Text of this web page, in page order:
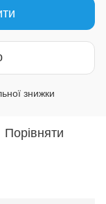
знижки
Порівняти